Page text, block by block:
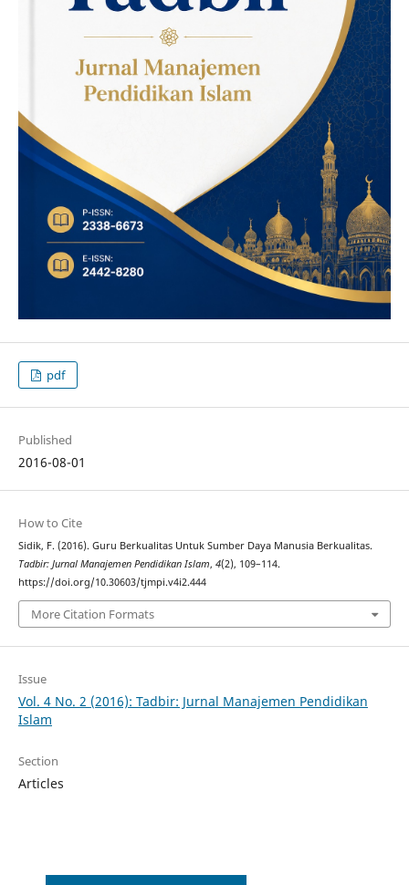
pdf
Published
2016-08-01
How to Cite
Sidik, F. (2016). Guru Berkualitas Untuk Sumber Daya Manusia Berkualitas.
Tadbir: Jurnal Manajemen Pendidikan Islam, 4(2), 109–114.
https://doi.org/10.30603/tjmpi.v4i2.444
More Citation Formats
Issue
Vol. 4 No. 2 (2016): Tadbir: Jurnal Manajemen Pendidikan
Islam
Section
Articles